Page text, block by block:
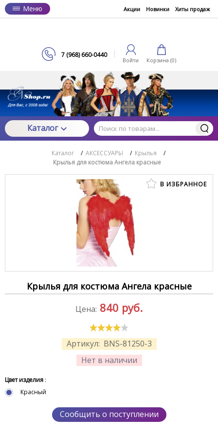
Меню Акции Новинки Хиты продаж
7 (968) 660-0440
Войти Корзина (0)
Каталог
Каталог / АКСЕССУАРЫ / Крылья
/
Крылья для костюма Ангела красные
В ИЗБРАННОЕ
Крылья для костюма Ангела красные
Артикул: BNS-81250-3
Нет в наличии
Цена: 840 руб.
Цвет изделия :
Красный
Сообщить о поступлении